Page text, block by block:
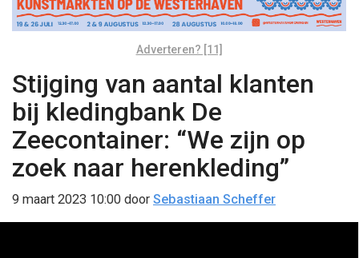
Adverteren? [11]
Stijging van aantal klanten
bij kledingbank De
Zeecontainer: “We zijn op
zoek naar herenkleding”
9 maart 2023 10:00 door Sebastiaan Scheffer